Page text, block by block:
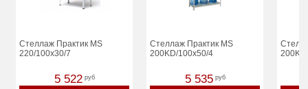
Стеллаж Практик MS
220/100x30/7
5 522 руб
Стеллаж Практик MS
200KD/100x50/4
5 535 руб